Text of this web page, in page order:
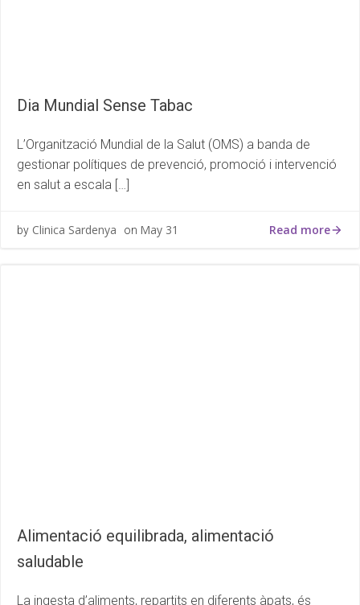
Dia Mundial Sense Tabac
L’Organització Mundial de la Salut (OMS) a banda de
gestionar polítiques de prevenció, promoció i intervenció
en salut a escala […]
by Clinica Sardenya on May 31 Read more
Alimentació equilibrada, alimentació
saludable
La ingesta d’aliments, repartits en diferents àpats, és